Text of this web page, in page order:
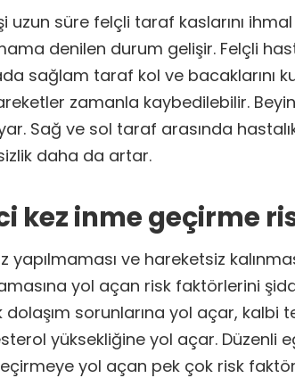
uzun süre felçli taraf kaslarını
denilen durum gelişir. Felçli
sağlam taraf kol ve bacaklarını
zamanla kaybedilebilir.
Sağ ve sol taraf arasında
daha da artar.
kez inme geçirme
yapılmaması ve hareketsiz
yol açan risk faktörlerini
dolaşım sorunlarına yol açar, kalbi
yüksekliğine yol açar. Düzenli
yol açan pek çok risk